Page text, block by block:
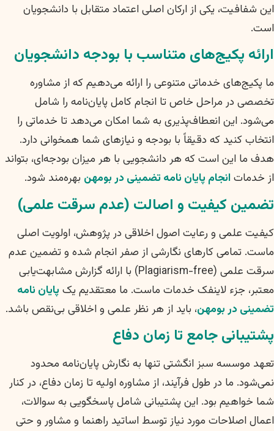
این شفافیت، یکی از ارکان اصلی اعتماد متقابل با دانشجویان
است.
ارائه پکیج‌های متناسب با بودجه دانشجویان
ما پکیج‌های خدماتی متنوعی را ارائه می‌دهیم که از مشاوره
تخصصی در مراحل خاص تا انجام کامل پایان‌نامه را شامل
می‌شود. این انعطاف‌پذیری به شما امکان می‌دهد تا خدماتی را
انتخاب کنید که دقیقاً با بودجه و نیازهای شما همخوانی دارد.
هدف ما این است که هر دانشجویی با هر میزان بودجه‌ای، بتواند
از خدماتانجام پایان نامه تضمینی در بومهن بهره‌مند شود.
تضمین کیفیت و اصالت (عدم سرقت علمی)
کیفیت علمی و رعایت اصول اخلاقی در پژوهش، اولویت اصلی
ماست. تمامی کارهای نگارشی از صفر انجام شده و تضمین عدم
سرقت علمی (Plagiarism-free) با ارائه گزارش مشابهت‌یابی
معتبر، جزء لاینفک خدمات ماست. ما معتقدیم یک پایان نامه
تضمینی در بومهن، باید از هر نظر علمی و اخلاقی بی‌نقص باشد.
پشتیبانی جامع تا زمان دفاع
تعهد موسسه سبز انگشتی تنها به نگارش پایان‌نامه محدود
نمی‌شود. ما در طول فرآیند، از مشاوره اولیه تا زمان دفاع، در کنار
شما خواهیم بود. این پشتیبانی شامل پاسخگویی به سوالات،
اعمال اصلاحات مورد نیاز توسط اساتید راهنما و مشاور و حتی